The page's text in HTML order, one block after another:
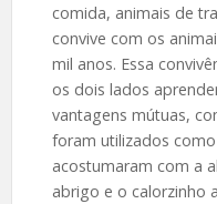
comida, animais de
convive com os
mil anos. Essa
os dois lados
vantagens mútuas,
foram utilizados
acostumaram com a
abrigo e o calorzinho